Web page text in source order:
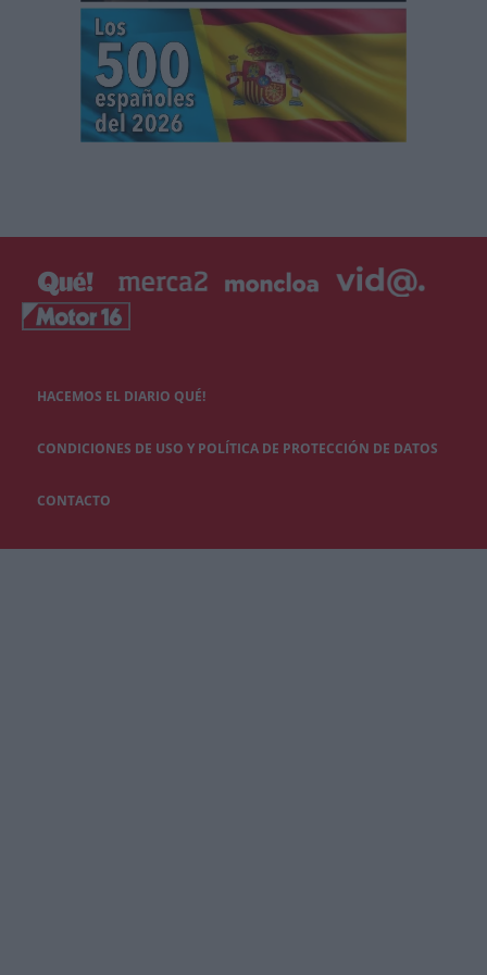
HACEMOS EL DIARIO QUÉ!
CONDICIONES DE USO Y POLÍTICA DE PROTECCIÓN DE DATOS
CONTACTO